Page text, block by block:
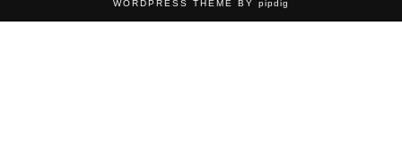
WORDPRESS THEME BY pipdig